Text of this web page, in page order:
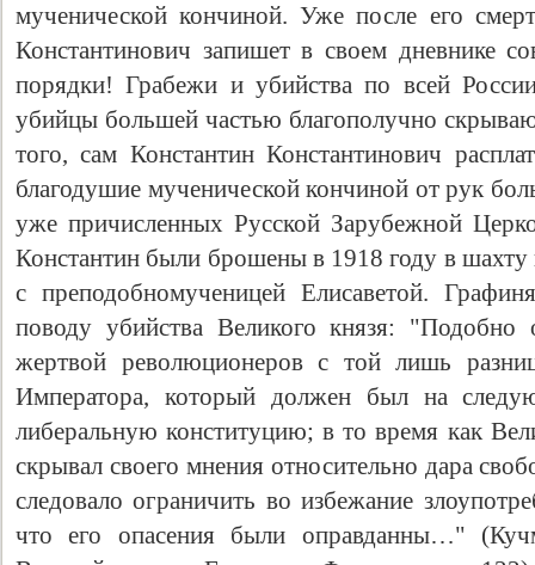
мученической кончиной. Уже после его
Константинович запишет в своем дневнике
порядки! Грабежи и убийства по всей
убийцы большей частью благополучно
того, сам Константин Константинович
благодушие мученической кончиной от рук
уже причисленных Русской Зарубежной
Константин были брошены в 1918 году в шахту
с преподобномученицей Елисаветой.
поводу убийства Великого князя:
жертвой революционеров с той лишь
Императора, который должен был на
либеральную конституцию; в то время как
скрывал своего мнения относительно дара
следовало ограничить во избежание
что его опасения были оправданны…"